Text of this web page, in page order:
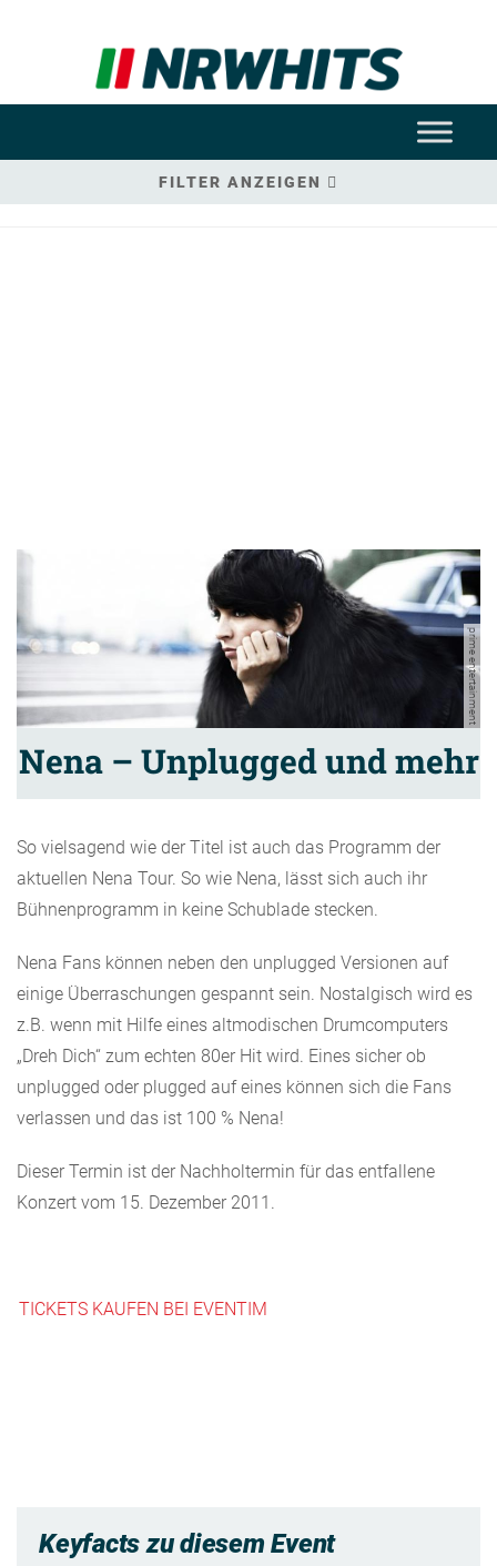
FILTER ANZEIGEN
prime entertainment
Nena – Unplugged und mehr
So vielsagend wie der Titel ist auch das Programm der
aktuellen Nena Tour. So wie Nena, lässt sich auch ihr
Bühnenprogramm in keine Schublade stecken.
Nena Fans können neben den unplugged Versionen auf
einige Überraschungen gespannt sein. Nostalgisch wird es
z.B. wenn mit Hilfe eines altmodischen Drumcomputers
„Dreh Dich“ zum echten 80er Hit wird. Eines sicher ob
unplugged oder plugged auf eines können sich die Fans
verlassen und das ist 100 % Nena!
Dieser Termin ist der Nachholtermin für das entfallene
Konzert vom 15. Dezember 2011.
TICKETS KAUFEN BEI EVENTIM
Keyfacts zu diesem Event